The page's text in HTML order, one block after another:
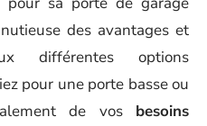
des avantages et
différentes options
pour une porte basse ou
de vos besoins